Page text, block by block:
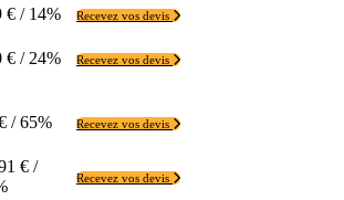
€ / 14% Recevez vos devis
€ / 24% Recevez vos devis
/ 65% Recevez vos devis
€ /
Recevez vos devis